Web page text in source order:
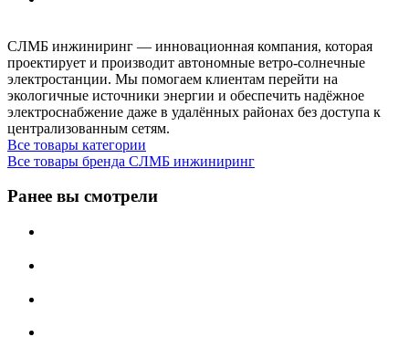
СЛМБ инжиниринг — инновационная компания, которая
проектирует и производит автономные ветро‑солнечные
электростанции. Мы помогаем клиентам перейти на
экологичные источники энергии и обеспечить надёжное
электроснабжение даже в удалённых районах без доступа к
централизованным сетям.
Все товары категории
Все товары бренда СЛМБ инжиниринг
Ранее вы смотрели